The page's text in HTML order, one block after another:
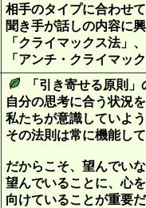
相手のタイプに合わせ
聞き手が話しの内容に
「クライマックス法」
「アンチ・クライマッ
「引き寄せる原則
自分の思考に合う状況
私たちが意識していよ
その法則は常に機能し
だからこそ、望んでい
望んでいることに、心
向けていることが重要